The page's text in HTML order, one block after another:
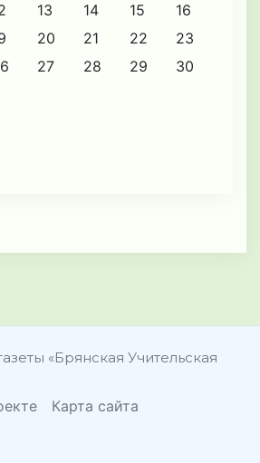
13 14 15
16
20 21 22
23
27 28 29
30
«Брянская Учительская
Карта сайта